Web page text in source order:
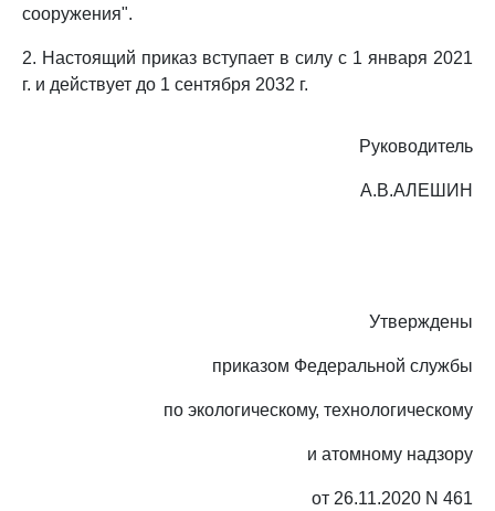
сооружения".
2. Настоящий приказ вступает в силу с 1 января 2021
г. и действует до 1 сентября 2032 г.
Руководитель
А.В.АЛЕШИН
Утверждены
приказом Федеральной службы
по экологическому, технологическому
и атомному надзору
от 26.11.2020 N 461